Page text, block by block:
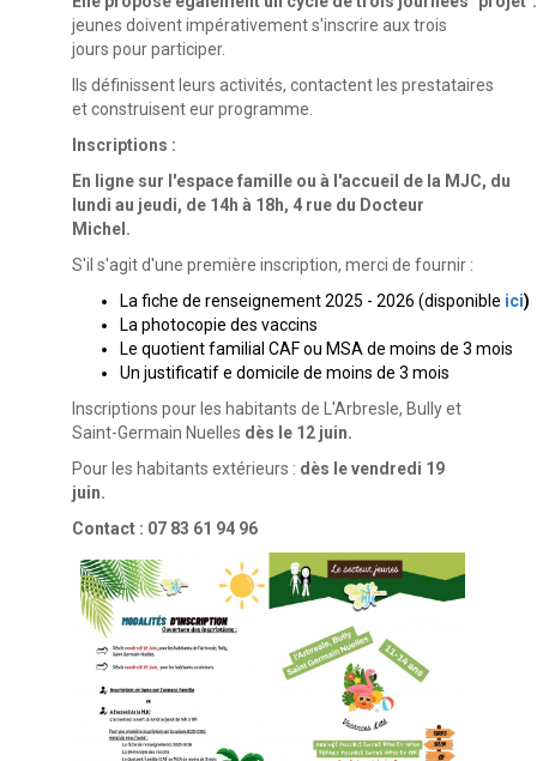
jeunes doivent impérativement s'inscrire aux trois
jours pour participer.
Ils définissent leurs activités, contactent les prestataires
et construisent eur programme.
Inscriptions :
En ligne sur l'espace famille ou à l'accueil de la MJC, du
lundi au jeudi, de 14h à 18h, 4 rue du Docteur
Michel.
S'il s'agit d'une première inscription, merci de fournir :
La fiche de renseignement 2025 - 2026 (disponible ici)
La photocopie des vaccins
Le quotient familial CAF ou MSA de moins de 3 mois
Un justificatif e domicile de moins de 3 mois
Inscriptions pour les habitants de L'Arbresle, Bully et
Saint-Germain Nuelles dès le 12 juin.
Pour les habitants extérieurs : dès le vendredi 19
juin.
Contact : 07 83 61 94 96